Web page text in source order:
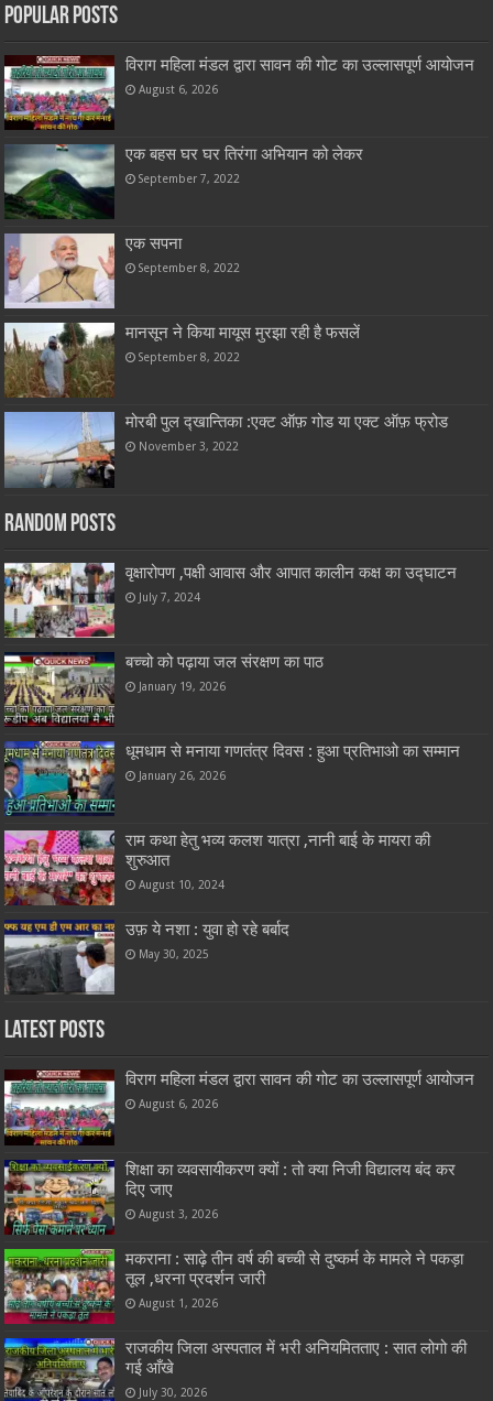
Popular Posts
विराग महिला मंडल द्वारा सावन की गोट का उल्लासपूर्ण आयोजन
August 6, 2026
एक बहस घर घर तिरंगा अभियान को लेकर
September 7, 2022
एक सपना
September 8, 2022
मानसून ने किया मायूस मुरझा रही है फसलें
September 8, 2022
मोरबी पुल द्खान्तिका :एक्ट ऑफ़ गोड या एक्ट ऑफ़ फ्रोड
November 3, 2022
Random Posts
वृक्षारोपण ,पक्षी आवास और आपात कालीन कक्ष का उद्घाटन
July 7, 2024
बच्चो को पढ़ाया जल संरक्षण का पाठ
January 19, 2026
धूमधाम से मनाया गणतंत्र दिवस : हुआ प्रतिभाओ का सम्मान
January 26, 2026
राम कथा हेतु भव्य कलश यात्रा ,नानी बाई के मायरा की
शुरुआत
August 10, 2024
उफ़ ये नशा : युवा हो रहे बर्बाद
May 30, 2025
Latest Posts
विराग महिला मंडल द्वारा सावन की गोट का उल्लासपूर्ण आयोजन
August 6, 2026
शिक्षा का व्यवसायीकरण क्यों : तो क्या निजी विद्यालय बंद कर
दिए जाए
August 3, 2026
मकराना : साढ़े तीन वर्ष की बच्ची से दुष्कर्म के मामले ने पकड़ा
तूल ,धरना प्रदर्शन जारी
August 1, 2026
राजकीय जिला अस्पताल में भरी अनियमितताए : सात लोगो की
गई आँखे
July 30, 2026